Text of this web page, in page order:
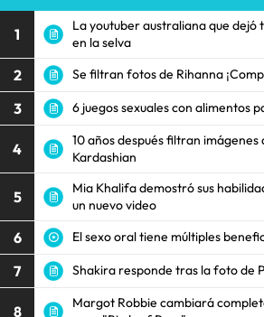
1
La youtuber australiana que dejó
en la selva
2 Se filtran fotos de Rihanna
3 6 juegos sexuales con alimentos
4
10 años después filtran
Kardashian
5
Mia Khalifa demostró sus
un nuevo video
6 El sexo oral tiene múltiples
7 Shakira responde tras la foto de
8
Margot Robbie cambiará